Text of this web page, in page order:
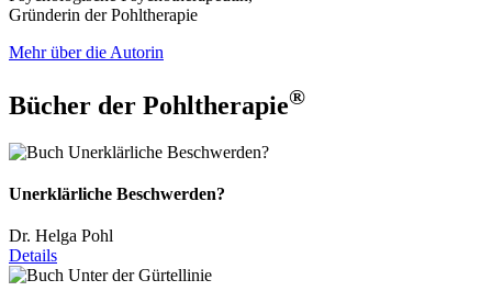
Gründerin der Pohltherapie
Mehr über die Autorin
Bücher der Pohltherapie®
Unerklärliche Beschwerden?
Dr. Helga Pohl
Details